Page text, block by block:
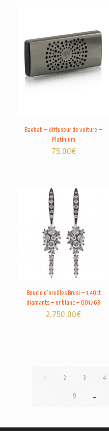
Baobab – diffuseur de voiture –
Platinium
75,00€
Boucle d’oreilles Brusi – 1,40ct
diamants – or blanc – 001763
2.750,00€
1 2 3 4
9 …